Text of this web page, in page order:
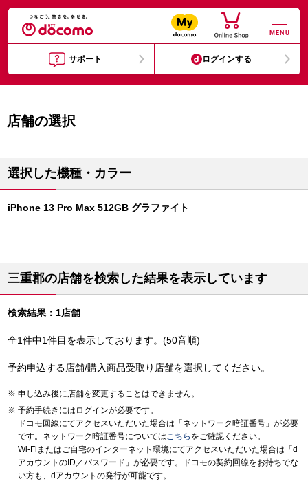
MENU
サポート ログインする
店舗の選択
選択した機種・カラー
iPhone 13 Pro Max 512GB グラファイト
三重郡の店舗を検索した結果を表示しています
検索結果：1店舗
全1件中1件目を表示しております。(50音順)
予約申込する店舗/購入商品受取り店舗を選択してください。
申し込み後に店舗を変更することはできません。
予約手続きにはログインが必要です。
ドコモ回線にてアクセスいただいた場合は「ネットワーク暗証番号」が必要
です。ネットワーク暗証番号についてはこちら をご確認ください。
Wi-Fiまたはご自宅のインターネット環境にてアクセスいただいた場合は「d
アカウントのID／パスワード」が必要です。ドコモの契約回線をお持ちでな
い方も、dアカウントの発行が可能です。